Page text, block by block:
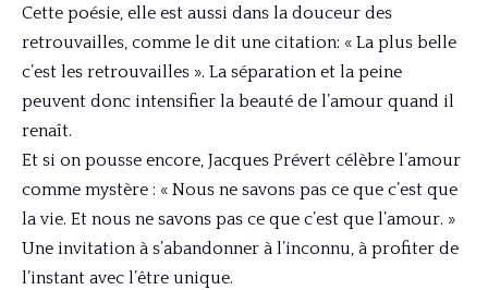
Cette poésie, elle est aussi dans la douceur des
retrouvailles, comme le dit une citation: « La plus belle
c’est les retrouvailles ». La séparation et la peine
peuvent donc intensifier la beauté de l’amour quand il
renaît.
Et si on pousse encore, Jacques Prévert célèbre l’amour
comme mystère : « Nous ne savons pas ce que c’est que
la vie. Et nous ne savons pas ce que c’est que l’amour. »
Une invitation à s’abandonner à l’inconnu, à profiter de
l’instant avec l’être unique.